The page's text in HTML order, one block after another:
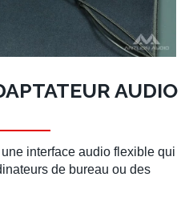
AUDIO
interface audio flexible qui
de bureau ou des